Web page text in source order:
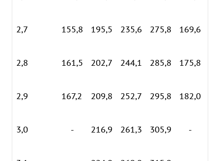
2,7 155,8 195,5 235,6 275,8 169,6
2,8 161,5 202,7 244,1 285,8 175,8
2,9 167,2 209,8 252,7 295,8 182,0
3,0 - 216,9 261,3 305,9 -